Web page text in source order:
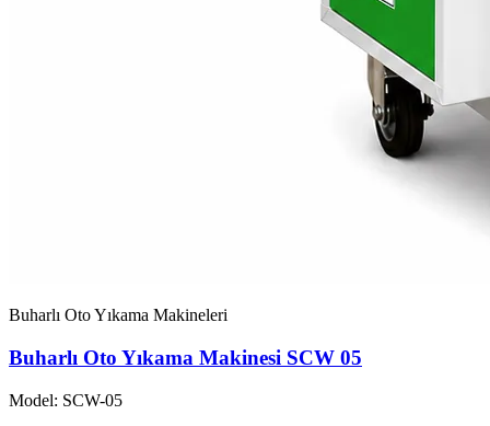
Buharlı Oto Yıkama Makineleri
Buharlı Oto Yıkama Makinesi SCW 05
Model: SCW-05